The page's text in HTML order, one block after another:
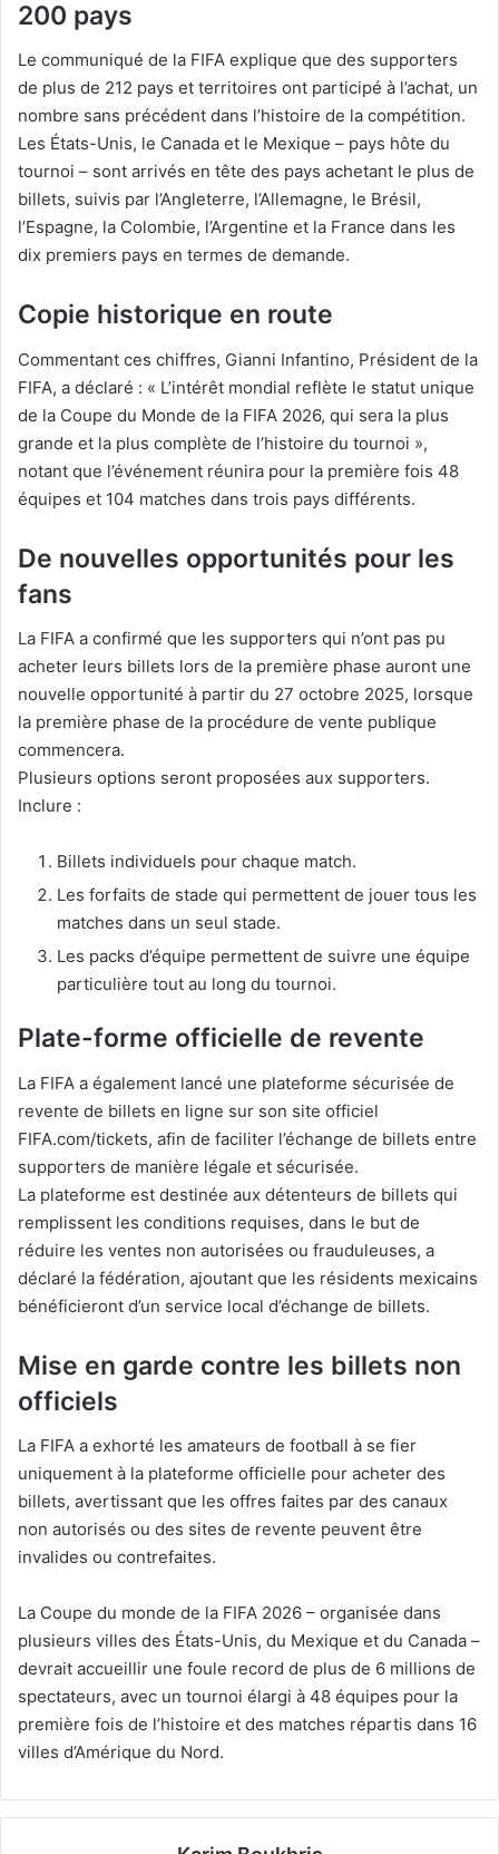
200 pays
Le communiqué de la FIFA explique que des supporters
de plus de 212 pays et territoires ont participé à l’achat, un
nombre sans précédent dans l’histoire de la compétition.
Les États-Unis, le Canada et le Mexique – pays hôte du
tournoi – sont arrivés en tête des pays achetant le plus de
billets, suivis par l’Angleterre, l’Allemagne, le Brésil,
l’Espagne, la Colombie, l’Argentine et la France dans les
dix premiers pays en termes de demande.
Copie historique en route
Commentant ces chiffres, Gianni Infantino, Président de la
FIFA, a déclaré : « L’intérêt mondial reflète le statut unique
de la Coupe du Monde de la FIFA 2026, qui sera la plus
grande et la plus complète de l’histoire du tournoi »,
notant que l’événement réunira pour la première fois 48
équipes et 104 matches dans trois pays différents.
De nouvelles opportunités pour les
fans
La FIFA a confirmé que les supporters qui n’ont pas pu
acheter leurs billets lors de la première phase auront une
nouvelle opportunité à partir du 27 octobre 2025, lorsque
la première phase de la procédure de vente publique
commencera.
Plusieurs options seront proposées aux supporters.
Inclure :
Billets individuels pour chaque match.
Les forfaits de stade qui permettent de jouer tous les
matches dans un seul stade.
Les packs d’équipe permettent de suivre une équipe
particulière tout au long du tournoi.
Plate-forme officielle de revente
La FIFA a également lancé une plateforme sécurisée de
revente de billets en ligne sur son site officiel
FIFA.com/tickets, afin de faciliter l’échange de billets entre
supporters de manière légale et sécurisée.
La plateforme est destinée aux détenteurs de billets qui
remplissent les conditions requises, dans le but de
réduire les ventes non autorisées ou frauduleuses, a
déclaré la fédération, ajoutant que les résidents mexicains
bénéficieront d’un service local d’échange de billets.
Mise en garde contre les billets non
officiels
La FIFA a exhorté les amateurs de football à se fier
uniquement à la plateforme officielle pour acheter des
billets, avertissant que les offres faites par des canaux
non autorisés ou des sites de revente peuvent être
invalides ou contrefaites.
La Coupe du monde de la FIFA 2026 – organisée dans
plusieurs villes des États-Unis, du Mexique et du Canada –
devrait accueillir une foule record de plus de 6 millions de
spectateurs, avec un tournoi élargi à 48 équipes pour la
première fois de l’histoire et des matches répartis dans 16
villes d’Amérique du Nord.